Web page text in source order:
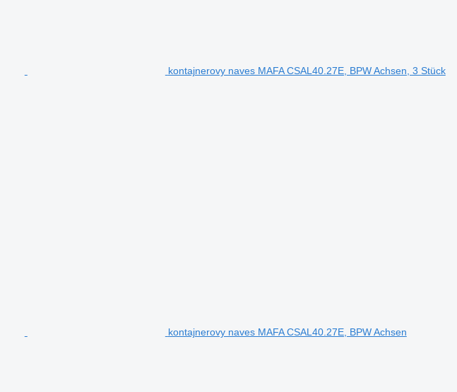
kontajnerovy naves MAFA CSAL40.27E, BPW Achsen, 3 Stück
kontajnerovy naves MAFA CSAL40.27E, BPW Achsen